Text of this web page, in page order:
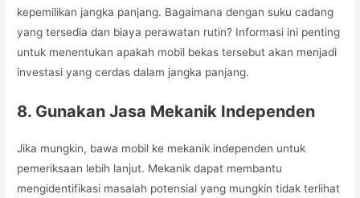
kepemilikan jangka panjang. Bagaimana dengan suku cadang
yang tersedia dan biaya perawatan rutin? Informasi ini penting
untuk menentukan apakah mobil bekas tersebut akan menjadi
investasi yang cerdas dalam jangka panjang.
8. Gunakan Jasa Mekanik Independen
Jika mungkin, bawa mobil ke mekanik independen untuk
pemeriksaan lebih lanjut. Mekanik dapat membantu
mengidentifikasi masalah potensial yang mungkin tidak terlihat